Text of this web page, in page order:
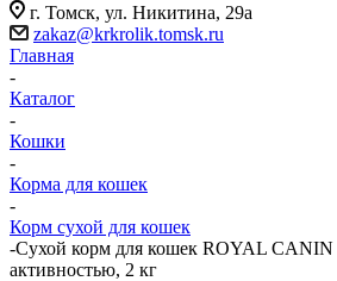
г. Томск, ​ул. Никитина, 29а
zakaz@krkrolik.tomsk.ru
Главная
-
Каталог
-
Кошки
-
Корма для кошек
-
Корм сухой для кошек
-Сухой корм для кошек ROYAL
активностью, 2 кг